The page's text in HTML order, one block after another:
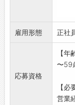
納品
の説
修理
換作
既存
・
す。
雇用形態 正社
応募資格
【年
〜59
【必
営業